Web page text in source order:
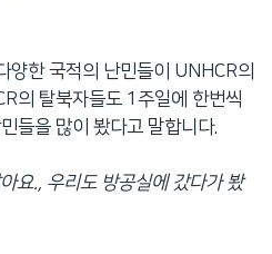
양한 국적의 난민들이 UNHCR의
의 탈북자들도 1주일에 한번씩
들을 많이 봤다고 말합니다.
요., 우리도 방공실에 갔다가 봤